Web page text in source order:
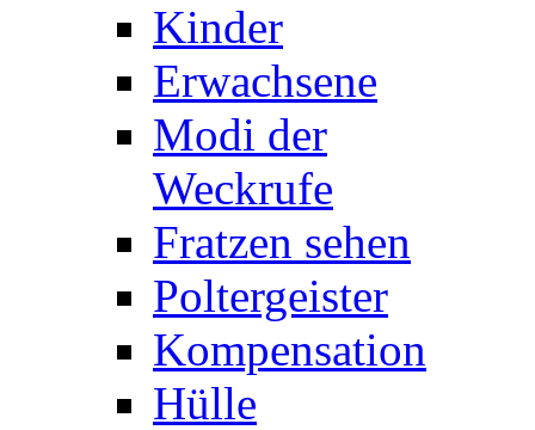
Kinder
Erwachsene
Modi der
Weckrufe
Fratzen sehen
Poltergeister
Kompensation
Hülle